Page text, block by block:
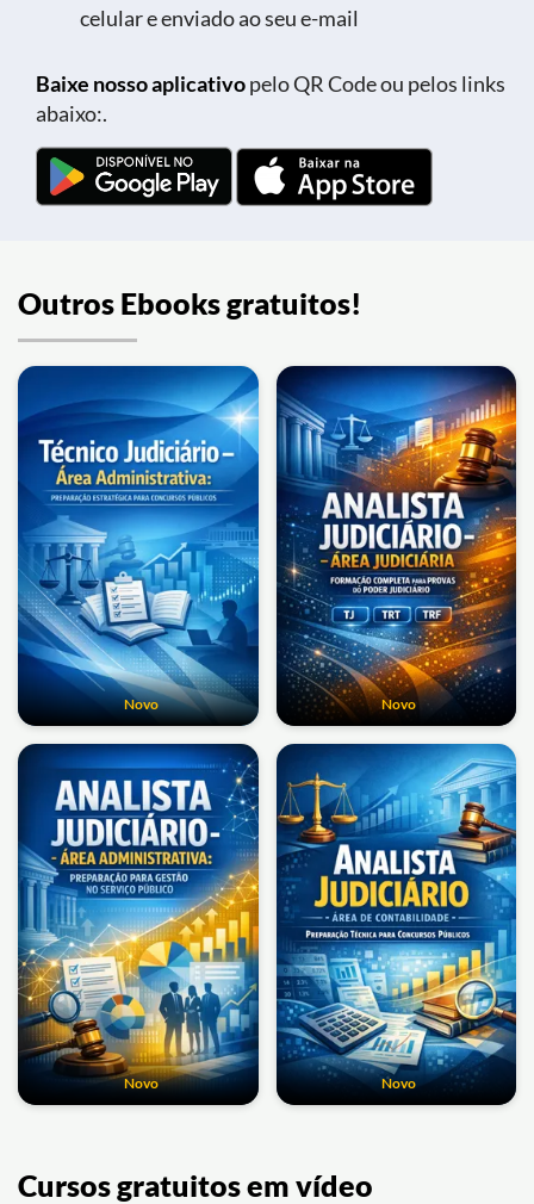
celular e enviado ao seu e-mail
Baixe nosso aplicativopelo QR Code ou pelos links
abaixo:.
Outros Ebooks gratuitos!
Novo Novo
Novo Novo
Cursos gratuitos em vídeo